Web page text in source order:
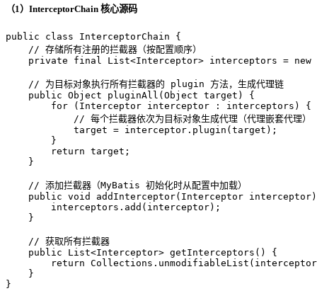
（1）InterceptorChain 核心源码
public class InterceptorChain {
// 存储所有注册的拦截器（按配置顺序）
private
final List<Interceptor> interceptors = new
// 为目标对象执行所有拦截器的 plugin 方法，生成代理链
public Object pluginAll (Object target)
{
for (Interceptor interceptor : interceptors) {
// 每个拦截器依次为目标对象生成代理（代理嵌套代理）
            target = interceptor.plugin(target);
        }
return target;
    }
// 添加拦截器（MyBatis 初始化时从配置中加载）
public void addInterceptor(Interceptor interceptor)
        interceptors.add(interceptor);
    }
// 获取所有拦截器
public List<Interceptor> getInterceptors ()
{
return
    }
}